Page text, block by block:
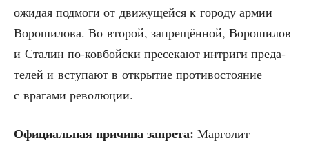
ожи­дая под­мо­ги от дви­жу­щей­ся к горо­ду армии
Воро­ши­ло­ва. Во вто­рой, запре­щён­ной, Воро­ши­лов
и Ста­лин по-ков­бой­ски пре­се­ка­ют интри­ги пре­да­
те­лей и всту­па­ют в откры­тие про­ти­во­сто­я­ние
с вра­га­ми революции.
Офи­ци­аль­ная при­чи­на запре­та: Мар­го­лит